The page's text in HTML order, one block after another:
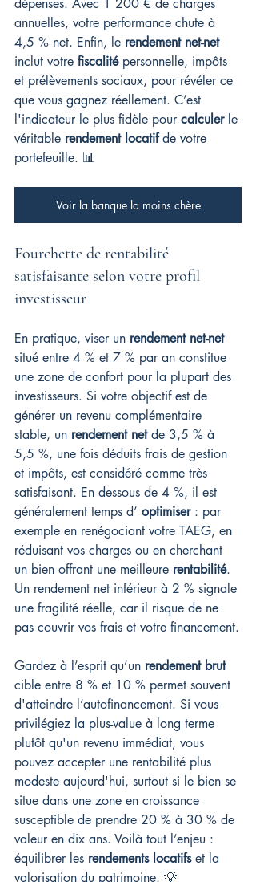
dépenses. Avec 1 200 € de charges
annuelles, votre performance chute à
4,5 % net. Enfin, le rendement net-net
inclut votre fiscalité personnelle, impôts
et prélèvements sociaux, pour révéler ce
que vous gagnez réellement. C’est
l'indicateur le plus fidèle pour calculer le
véritable rendement locatif de votre
portefeuille. 📊
Voir la banque la moins chère
Fourchette de rentabilité
satisfaisante selon votre profil
investisseur
En pratique, viser un rendement net-net
situé entre 4 % et 7 % par an constitue
une zone de confort pour la plupart des
investisseurs. Si votre objectif est de
générer un revenu complémentaire
stable, un rendement net de 3,5 % à
5,5 %, une fois déduits frais de gestion
et impôts, est considéré comme très
satisfaisant. En dessous de 4 %, il est
généralement temps d’ optimiser : par
exemple en renégociant votre TAEG, en
réduisant vos charges ou en cherchant
un bien offrant une meilleure rentabilité.
Un rendement net inférieur à 2 % signale
une fragilité réelle, car il risque de ne
pas couvrir vos frais et votre financement.
Gardez à l’esprit qu’un rendement brut
cible entre 8 % et 10 % permet souvent
d'atteindre l’autofinancement. Si vous
privilégiez la plus-value à long terme
plutôt qu'un revenu immédiat, vous
pouvez accepter une rentabilité plus
modeste aujourd'hui, surtout si le bien se
situe dans une zone en croissance
susceptible de prendre 20 % à 30 % de
valeur en dix ans. Voilà tout l’enjeu :
équilibrer les rendements locatifs et la
valorisation du patrimoine. 💡